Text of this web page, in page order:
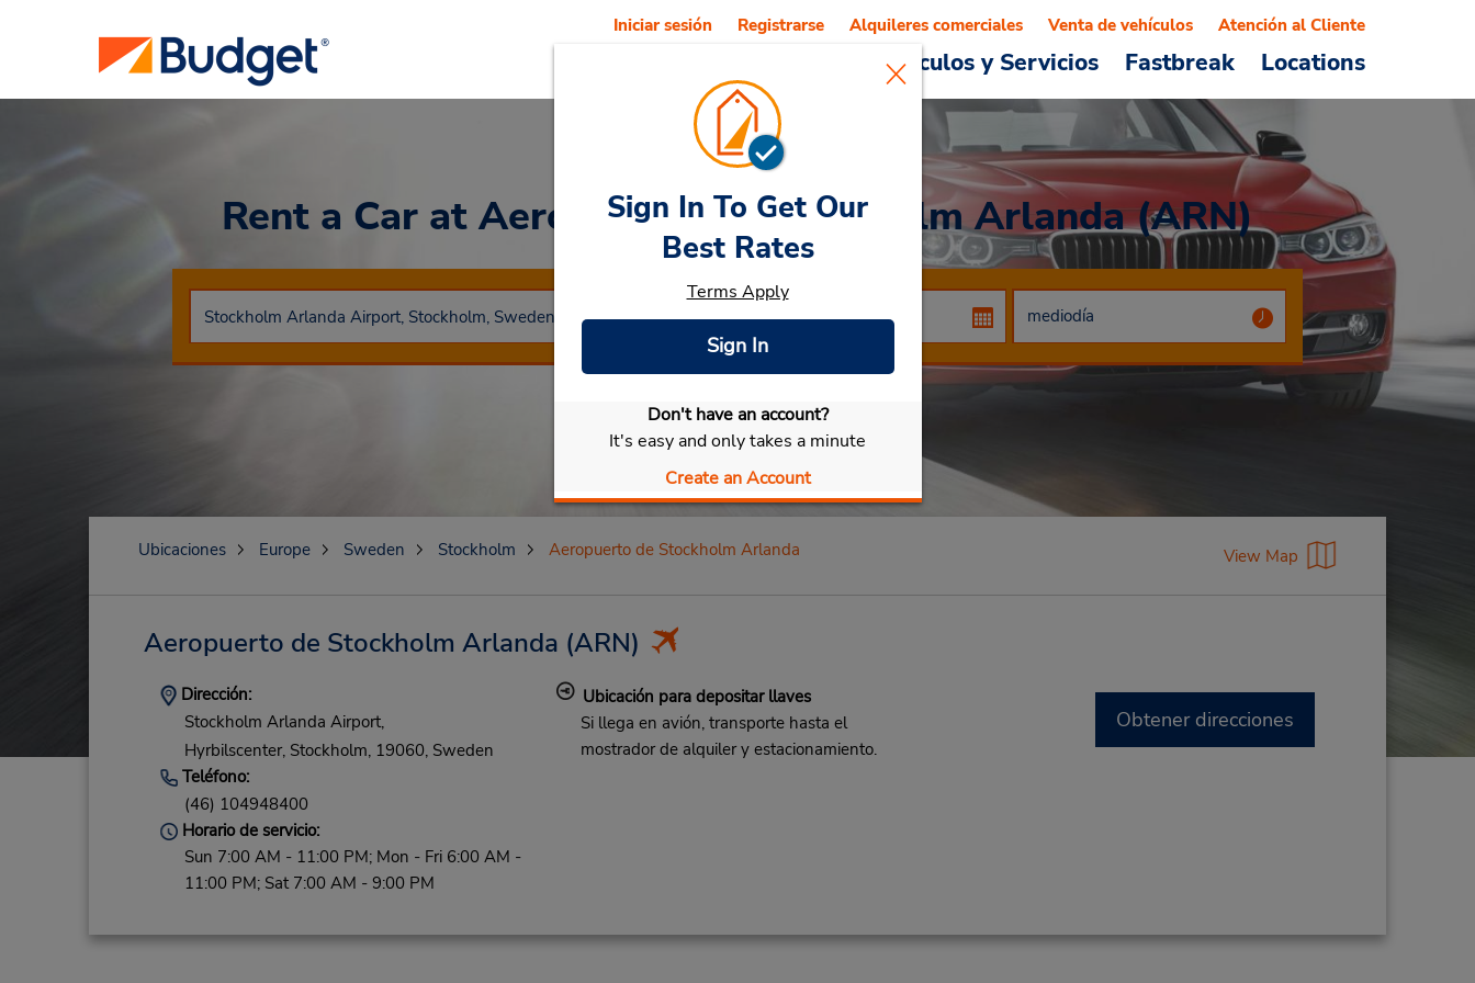
Vehículos y Servicios Fastbreak Locations
Iniciar sesión Registrarse Alquileres comerciales Venta de vehículos Atención al Cliente
Rent a Car at Aeropuerto de Stockholm Arlanda (ARN)
Seleccionar mi vehículo
Sign In To Get Our
Best Rates
Terms Apply
Sign In
Don't have an account?
It's easy and only takes a minute
Create an Account
Ubicaciones Europe Sweden Stockholm Aeropuerto de Stockholm Arlanda View Map
Aeropuerto de Stockholm Arlanda (ARN)
Dirección:
Stockholm Arlanda Airport,
Hyrbilscenter, Stockholm, 19060, Sweden
Teléfono:
(46) 104948400
Horario de servicio:
Sun 7:00 AM - 11:00 PM; Mon - Fri 6:00 AM -
11:00 PM; Sat 7:00 AM - 9:00 PM
Ubicación para depositar llaves
Si llega en avión, transporte hasta el
mostrador de alquiler y estacionamiento.
Obtener direcciones